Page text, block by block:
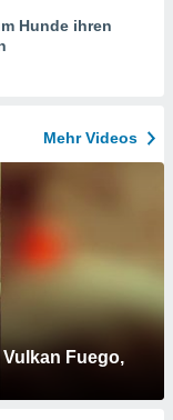
Hunde ihren
Mehr Videos
Fuego,